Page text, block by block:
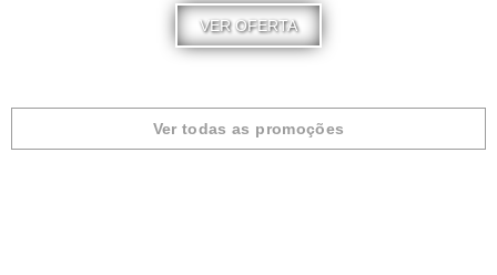
VER OFERTA
Ver todas as promoções